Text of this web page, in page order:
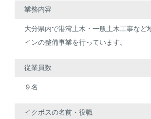
業務内容
大分県内で港湾土木・一般土木工事など
インの整備事業を行っています。
従業員数
９名
イクボスの名前・役職